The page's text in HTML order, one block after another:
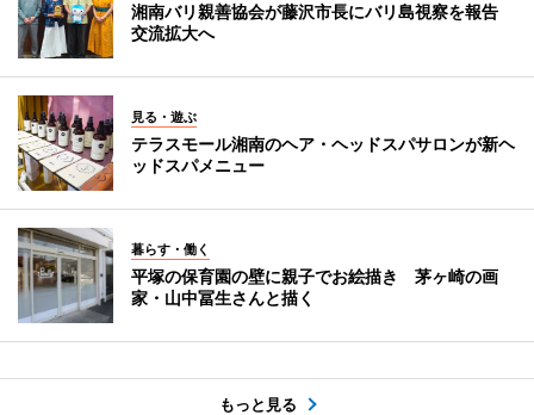
湘南バリ親善協会が藤沢市長にバリ島視察を報告
交流拡大へ
見る・遊ぶ
テラスモール湘南のヘア・ヘッドスパサロンが新ヘ
ッドスパメニュー
暮らす・働く
平塚の保育園の壁に親子でお絵描き 茅ヶ崎の画
家・山中冨生さんと描く
もっと見る